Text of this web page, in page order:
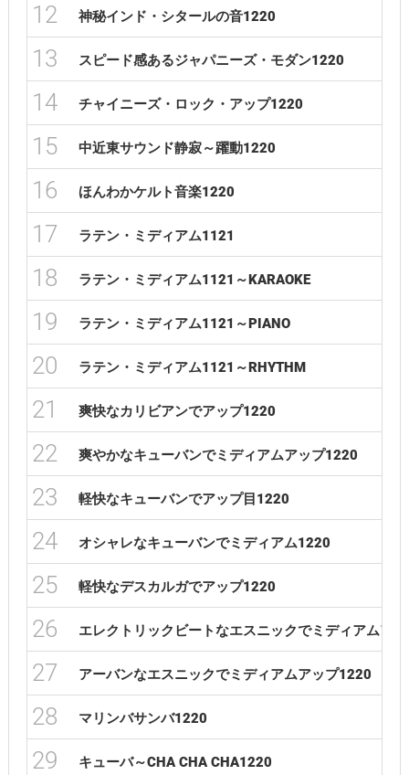
12 神秘インド・シタールの音1220
13 スピード感あるジャパニーズ・モダン1220
14 チャイニーズ・ロック・アップ1220
15 中近東サウンド静寂～躍動1220
16 ほんわかケルト音楽1220
17 ラテン・ミディアム1121
18 ラテン・ミディアム1121～KARAOKE
19 ラテン・ミディアム1121～PIANO
20 ラテン・ミディアム1121～RHYTHM
21 爽快なカリビアンでアップ1220
22 爽やかなキューバンでミディアムアップ1220
23 軽快なキューバンでアップ目1220
24 オシャレなキューバンでミディアム1220
25 軽快なデスカルガでアップ1220
26 エレクトリックビートなエスニックでミディアムア
27 アーバンなエスニックでミディアムアップ1220
28 マリンバサンバ1220
29 キューバ～CHA CHA CHA1220